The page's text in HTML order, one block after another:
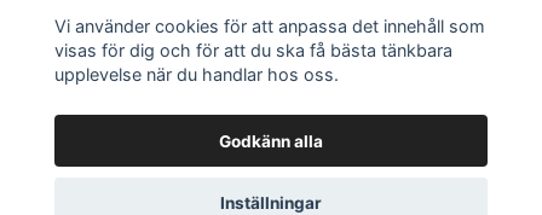
I lager I lager
Vi använder cookies för att anpassa det innehåll som
visas för dig och för att du ska få bästa tänkbara
upplevelse när du handlar hos oss.
Godkänn alla
Inställningar